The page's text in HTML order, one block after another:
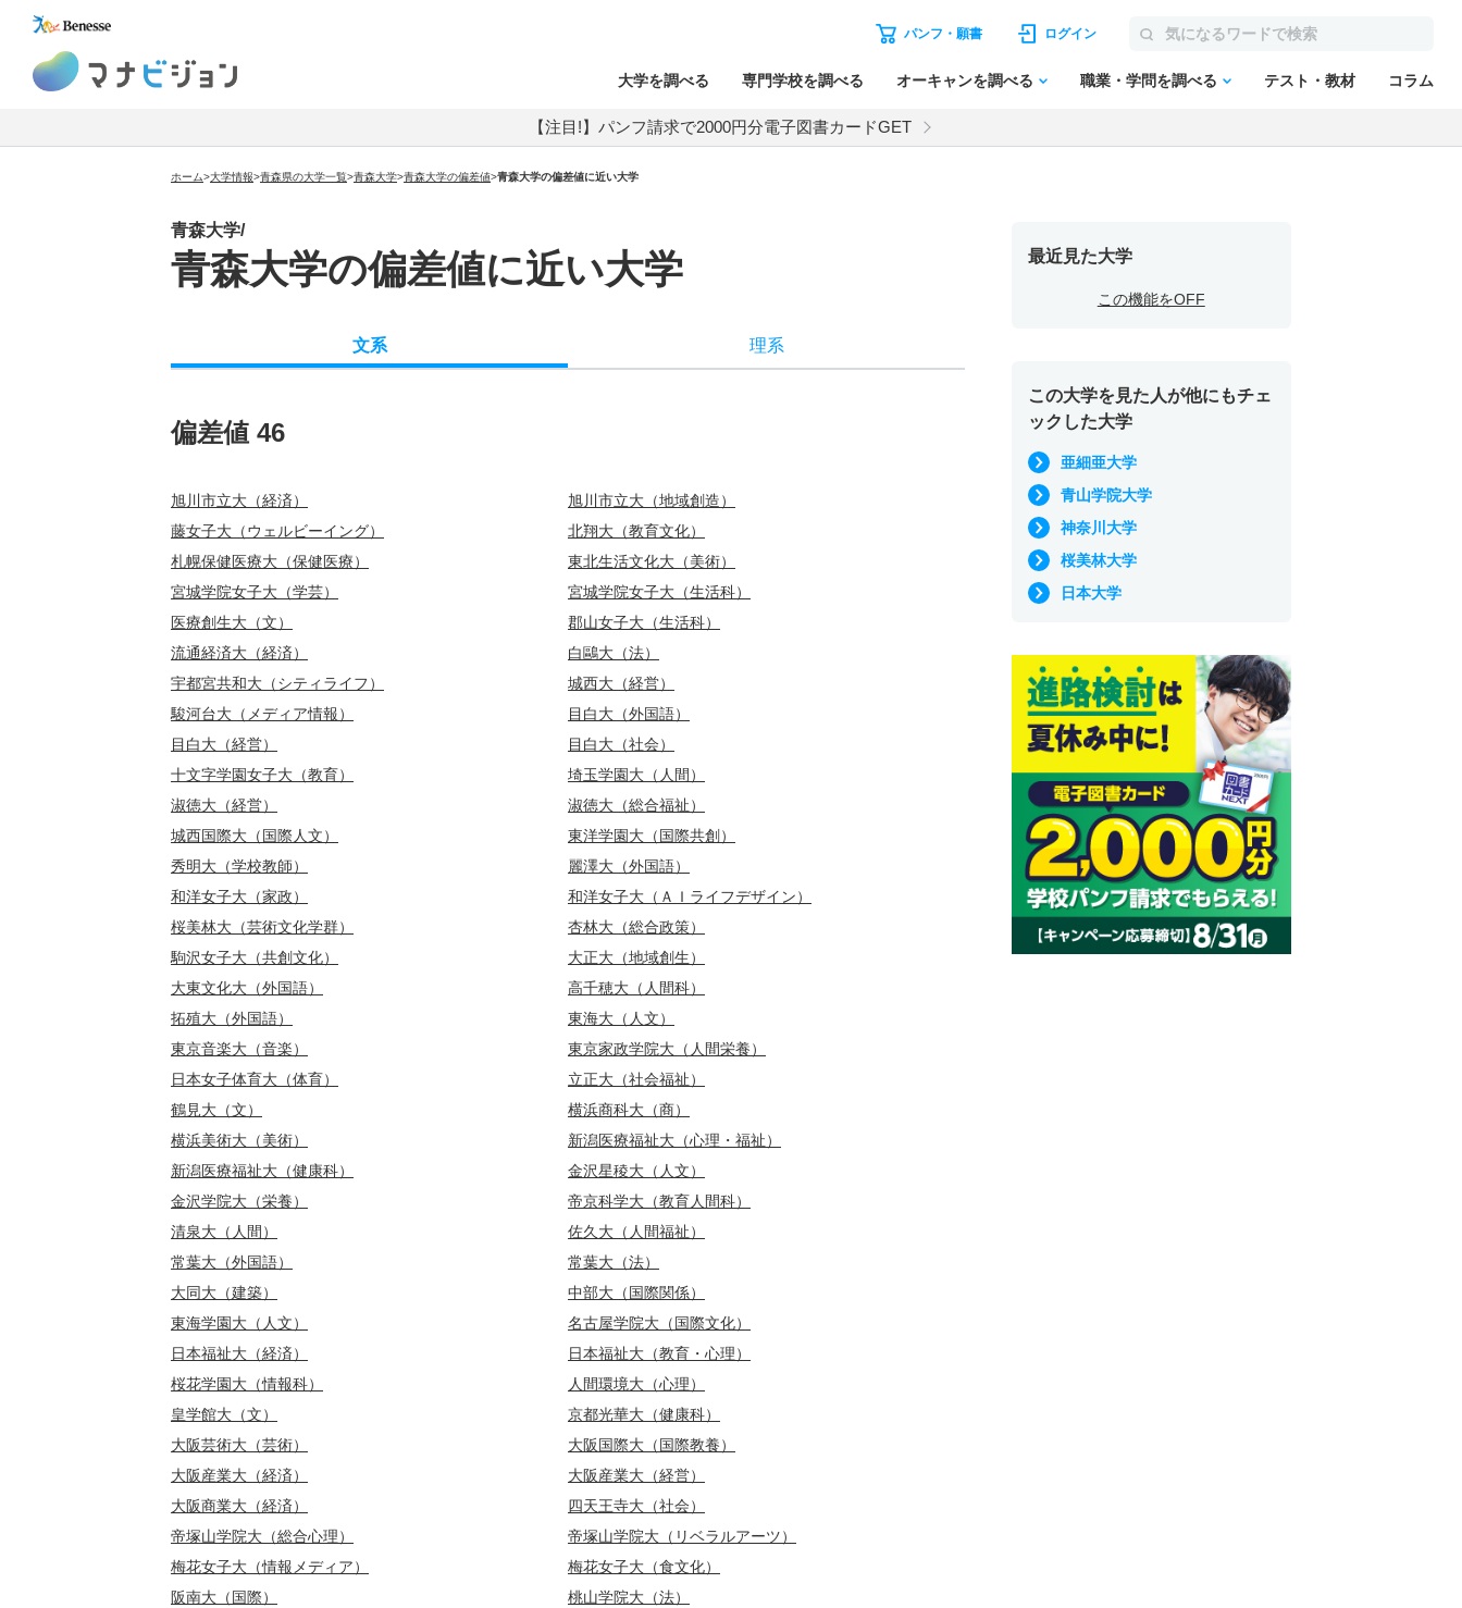
パンフ・願書 ログイン
大学を調べる 専門学校を調べる オーキャンを調べる 職業・学問を調べる テスト・教材 コラム
【注目!】パンフ請求で2000円分電子図書カードGET
ホーム>大学情報>青森県の大学一覧>青森大学>青森大学の偏差値>青森大学の偏差値に近い大学
青森大学/
青森大学の偏差値に近い大学
文系 理系
偏差値 46
旭川市立大（経済）
旭川市立大（地域創造）
藤女子大（ウェルビーイング）
北翔大（教育文化）
札幌保健医療大（保健医療）
東北生活文化大（美術）
宮城学院女子大（学芸）
宮城学院女子大（生活科）
医療創生大（文）
郡山女子大（生活科）
流通経済大（経済）
白鷗大（法）
宇都宮共和大（シティライフ）
城西大（経営）
駿河台大（メディア情報）
目白大（外国語）
目白大（経営）
目白大（社会）
十文字学園女子大（教育）
埼玉学園大（人間）
淑徳大（経営）
淑徳大（総合福祉）
城西国際大（国際人文）
東洋学園大（国際共創）
秀明大（学校教師）
麗澤大（外国語）
和洋女子大（家政）
和洋女子大（ＡＩライフデザイン）
桜美林大（芸術文化学群）
杏林大（総合政策）
駒沢女子大（共創文化）
大正大（地域創生）
大東文化大（外国語）
高千穂大（人間科）
拓殖大（外国語）
東海大（人文）
東京音楽大（音楽）
東京家政学院大（人間栄養）
日本女子体育大（体育）
立正大（社会福祉）
鶴見大（文）
横浜商科大（商）
横浜美術大（美術）
新潟医療福祉大（心理・福祉）
新潟医療福祉大（健康科）
金沢星稜大（人文）
金沢学院大（栄養）
帝京科学大（教育人間科）
清泉大（人間）
佐久大（人間福祉）
常葉大（外国語）
常葉大（法）
大同大（建築）
中部大（国際関係）
東海学園大（人文）
名古屋学院大（国際文化）
日本福祉大（経済）
日本福祉大（教育・心理）
桜花学園大（情報科）
人間環境大（心理）
皇学館大（文）
京都光華大（健康科）
大阪芸術大（芸術）
大阪国際大（国際教養）
大阪産業大（経済）
大阪産業大（経営）
大阪商業大（経済）
四天王寺大（社会）
帝塚山学院大（総合心理）
帝塚山学院大（リベラルアーツ）
梅花女子大（情報メディア）
梅花女子大（食文化）
阪南大（国際）
桃山学院大（法）
最近見た大学
この機能をOFF
この大学を見た人が他にもチェ
ックした大学
亜細亜大学
青山学院大学
神奈川大学
桜美林大学
日本大学